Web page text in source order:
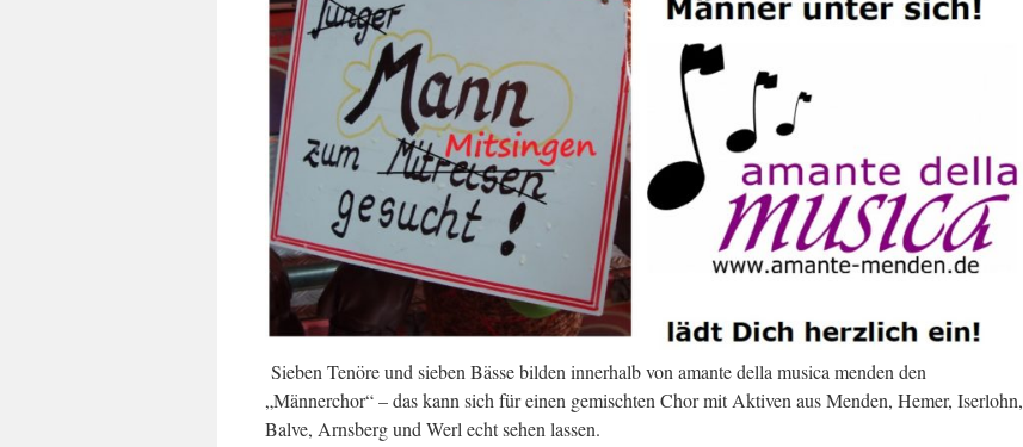
Sieben Tenöre und sieben Bässe bilden innerhalb von amante della musica menden den
„Männerchor“ – das kann sich für einen gemischten Chor mit Aktiven aus Menden, Hemer, Iserlohn,
Balve, Arnsberg und Werl echt sehen lassen.